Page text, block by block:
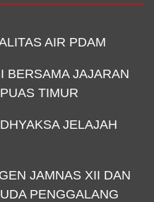
AIR PDAM
BERSAMA JAJARAN
TIMUR
JELAJAH
JAMNAS XII DAN
PENGGALANG